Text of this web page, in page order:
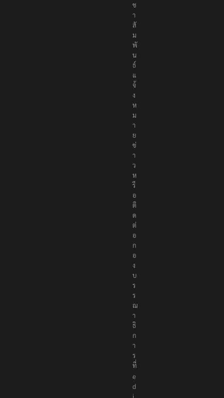
ช
า
สั
ม
พั
น
ธ์
แ
จ้
ง
ห
ม
า
ย
ข่
า
ว
ห
รื
อ
ติ
ด
ต่
อ
ก
อ
ง
บ
ร
ร
ณ
า
ธิ
ก
า
ร
ที่
e
d